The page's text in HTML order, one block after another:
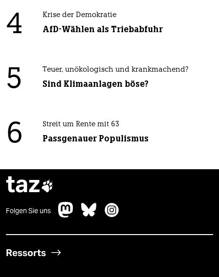
4 Krise der Demokratie
AfD-Wählen als Triebabfuhr
5 Teuer, unökologisch und krankmachend?
Sind Klimaanlagen böse?
6 Streit um Rente mit 63
Passgenauer Populismus
taz
Folgen Sie uns
Ressorts